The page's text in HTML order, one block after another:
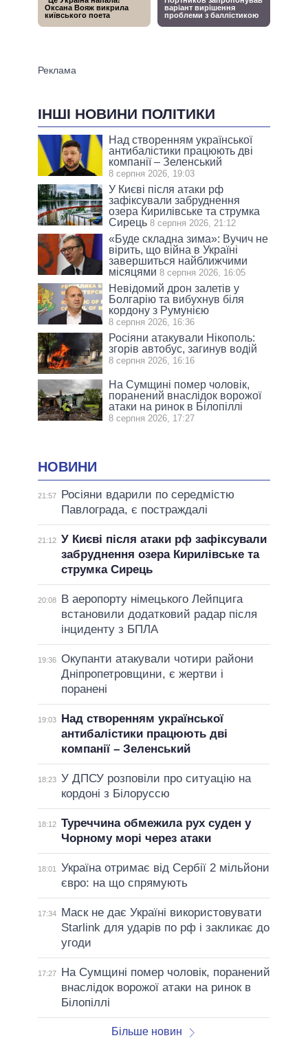
ІНШІ НОВИНИ ПОЛІТИКИ
Над створенням української
антибалістики працюють дві
компанії – Зеленський
8 серпня 2026, 19:03
У Києві після атаки рф
зафіксували забруднення
озера Кирилівське та струмка
Сирець 8 серпня 2026, 21:12
«Буде складна зима»: Вучич не
вірить, що війна в Україні
завершиться найближчими
місяцями 8 серпня 2026, 16:05
Невідомий дрон залетів у
Болгарію та вибухнув біля
кордону з Румунією
8 серпня 2026, 16:36
Росіяни атакували Нікополь:
згорів автобус, загинув водій
8 серпня 2026, 16:16
На Сумщині помер чоловік,
поранений внаслідок ворожої
атаки на ринок в Білопіллі
8 серпня 2026, 17:27
НОВИНИ
21:57
Росіяни вдарили по середмістю
Павлограда, є постраждалі
21:12 У Києві після атаки рф зафіксували
забруднення озера Кирилівське та
струмка Сирець
20:08
В аеропорту німецького Лейпцига
встановили додатковий радар після
інциденту з БПЛА
19:36 Окупанти атакували чотири райони
Дніпропетровщини, є жертви і
поранені
19:03
Над створенням української
антибалістики працюють дві
компанії – Зеленський
18:23 У ДПСУ розповіли про ситуацію на
кордоні з Білоруссю
18:12 Туреччина обмежила рух суден у
Чорному морі через атаки
18:01 Україна отримає від Сербії 2 мільйони
євро: на що спрямують
17:34
Маск не дає Україні використовувати
Starlink для ударів по рф і закликає до
угоди
17:27
На Сумщині помер чоловік, поранений
внаслідок ворожої атаки на ринок в
Білопіллі
Більше новин